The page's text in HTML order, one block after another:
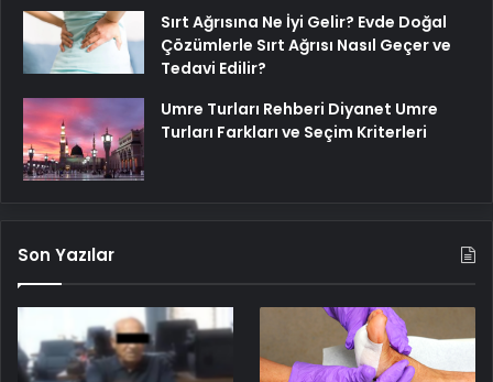
Sırt Ağrısına Ne İyi Gelir? Evde Doğal
Çözümlerle Sırt Ağrısı Nasıl Geçer ve
Tedavi Edilir?
Umre Turları Rehberi Diyanet Umre
Turları Farkları ve Seçim Kriterleri
Son Yazılar